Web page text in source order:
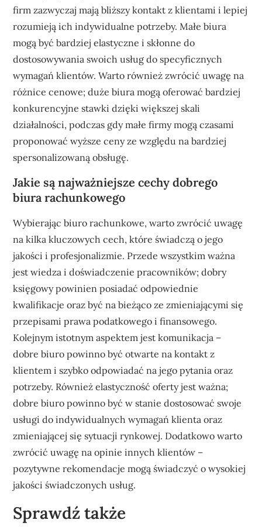
firm zazwyczaj mają bliższy kontakt z klientami i lepiej
rozumieją ich indywidualne potrzeby. Małe biura
mogą być bardziej elastyczne i skłonne do
dostosowywania swoich usług do specyficznych
wymagań klientów. Warto również zwrócić uwagę na
różnice cenowe; duże biura mogą oferować bardziej
konkurencyjne stawki dzięki większej skali
działalności, podczas gdy małe firmy mogą czasami
proponować wyższe ceny ze względu na bardziej
spersonalizowaną obsługę.
Jakie są najważniejsze cechy dobrego
biura rachunkowego
Wybierając biuro rachunkowe, warto zwrócić uwagę
na kilka kluczowych cech, które świadczą o jego
jakości i profesjonalizmie. Przede wszystkim ważna
jest wiedza i doświadczenie pracowników; dobry
księgowy powinien posiadać odpowiednie
kwalifikacje oraz być na bieżąco ze zmieniającymi się
przepisami prawa podatkowego i finansowego.
Kolejnym istotnym aspektem jest komunikacja –
dobre biuro powinno być otwarte na kontakt z
klientem i szybko odpowiadać na jego pytania oraz
potrzeby. Również elastyczność oferty jest ważna;
dobre biuro powinno być w stanie dostosować swoje
usługi do indywidualnych wymagań klienta oraz
zmieniającej się sytuacji rynkowej. Dodatkowo warto
zwrócić uwagę na opinie innych klientów –
pozytywne rekomendacje mogą świadczyć o wysokiej
jakości świadczonych usług.
Sprawdź także